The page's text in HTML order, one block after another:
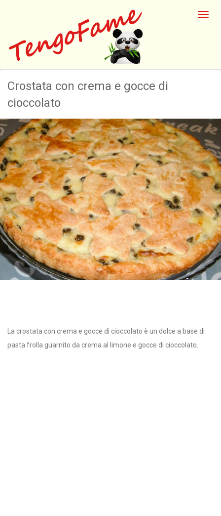
Crostata con crema e gocce di
cioccolato
La crostata con crema e gocce di cioccolato è un dolce a base di
pasta frolla guarnito da crema al limone e gocce di cioccolato.